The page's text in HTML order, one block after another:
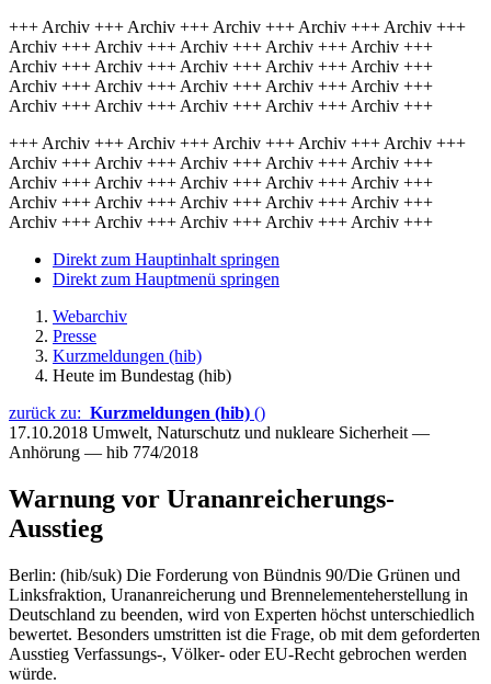
+++ Archiv +++ Archiv +++ Archiv +++ Archiv +++ Archiv +++
Archiv +++ Archiv +++ Archiv +++ Archiv +++ Archiv +++
Archiv +++ Archiv +++ Archiv +++ Archiv +++ Archiv +++
Archiv +++ Archiv +++ Archiv +++ Archiv +++ Archiv +++
Archiv +++ Archiv +++ Archiv +++ Archiv +++ Archiv +++
+++ Archiv +++ Archiv +++ Archiv +++ Archiv +++ Archiv +++
Archiv +++ Archiv +++ Archiv +++ Archiv +++ Archiv +++
Archiv +++ Archiv +++ Archiv +++ Archiv +++ Archiv +++
Archiv +++ Archiv +++ Archiv +++ Archiv +++ Archiv +++
Archiv +++ Archiv +++ Archiv +++ Archiv +++ Archiv +++
Direkt zum Hauptinhalt springen
Direkt zum Hauptmenü springen
Webarchiv
Presse
Kurzmeldungen (hib)
Heute im Bundestag (hib)
zurück zu: Kurzmeldungen (hib) ()
17.10.2018 Umwelt, Naturschutz und nukleare Sicherheit —
Anhörung — hib 774/2018
Warnung vor Urananreicherungs-
Ausstieg
Berlin: (hib/suk) Die Forderung von Bündnis 90/Die Grünen und
Linksfraktion, Urananreicherung und Brennelementeherstellung in
Deutschland zu beenden, wird von Experten höchst unterschiedlich
bewertet. Besonders umstritten ist die Frage, ob mit dem geforderten
Ausstieg Verfassungs-, Völker- oder EU-Recht gebrochen werden
würde.